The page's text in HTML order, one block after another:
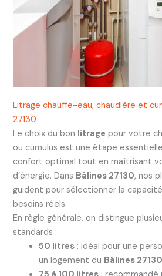
Litrage chauffe-eau, chaudière et
27130
Le choix du bon litrage pour votre
ou cumulus est une étape
confort optimal tout en maîtrisant
d’énergie. Dans Bâlines 27130, nos
guident pour sélectionner la
besoins réels.
En règle générale, on distingue
standards :
50 litres: idéal pour une
un logement du Bâlines 27130